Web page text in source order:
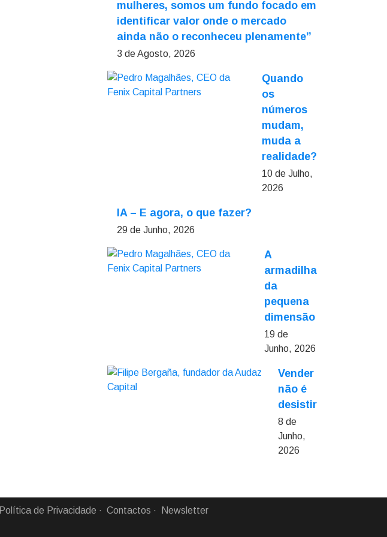
mulheres, somos um fundo focado em
identificar valor onde o mercado
ainda não o reconheceu plenamente”
3 de Agosto, 2026
Quando
os
números
mudam,
muda a
realidade?
10 de Julho,
2026
IA – E agora, o que fazer?
29 de Junho, 2026
A
armadilha
da
pequena
dimensão
19 de
Junho, 2026
Vender
não é
desistir
8 de
Junho,
2026
Política de Privacidade Contactos Newsletter